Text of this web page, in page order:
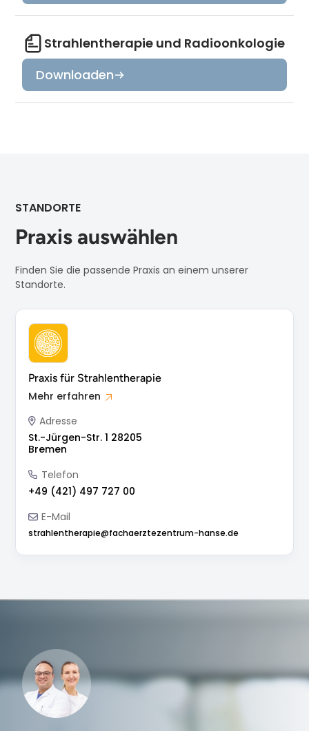
Strahlentherapie und Radioonkologie
Downloaden
STANDORTE
Praxis auswählen
Finden Sie die passende Praxis an einem unserer
Standorte.
Praxis für Strahlentherapie
Mehr erfahren
Adresse
St.-Jürgen-Str. 1 28205
Bremen
Telefon
+49 (421) 497 727 00
E-Mail
strahlentherapie@fachaerztezentrum-hanse.de